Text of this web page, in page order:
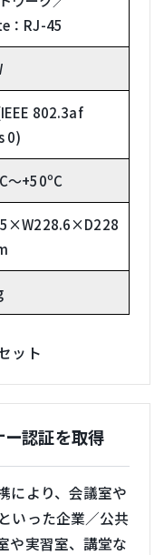
：RJ-45
802.3af
0)
～+50ºC
ット
認証を取得
により、会議室や
いった企業／公共
や実習室、講堂な